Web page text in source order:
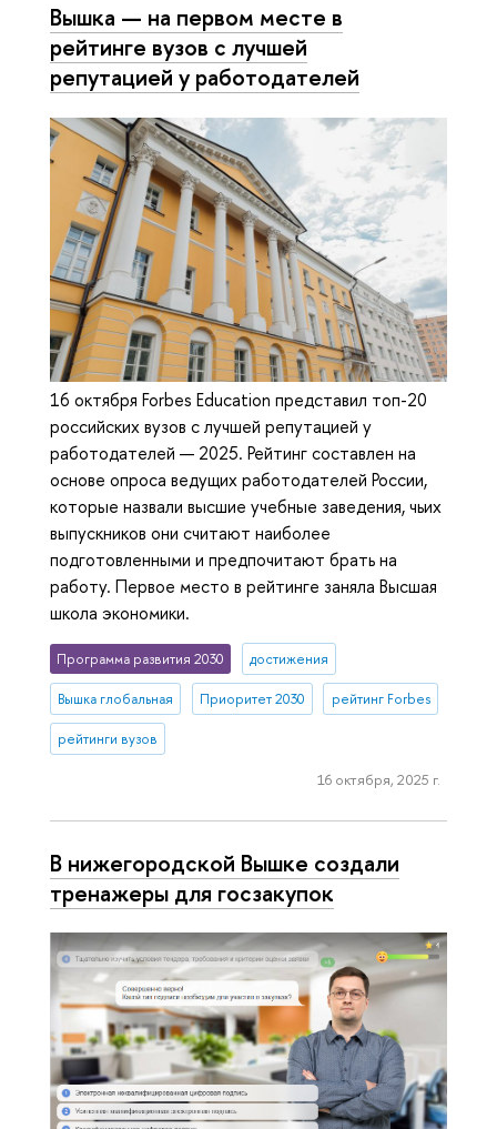
Вышка — на первом месте в
рейтинге вузов с лучшей
репутацией у работодателей
16 октября Forbes Education представил топ-20
российских вузов с лучшей репутацией у
работодателей — 2025. Рейтинг составлен на
основе опроса ведущих работодателей России,
которые назвали высшие учебные заведения, чьих
выпускников они считают наиболее
подготовленными и предпочитают брать на
работу. Первое место в рейтинге заняла Высшая
школа экономики.
Программа развития 2030 достижения
Вышка глобальная Приоритет 2030 рейтинг Forbes
рейтинги вузов
16 октября, 2025 г.
В нижегородской Вышке создали
тренажеры для госзакупок